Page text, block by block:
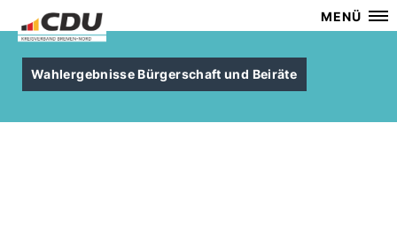
MENÜ
Wahlergebnisse Bürgerschaft und Beiräte